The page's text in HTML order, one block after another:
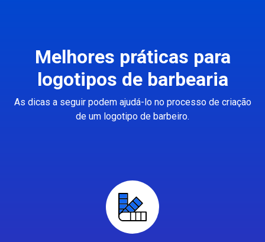
Melhores práticas para
logotipos de barbearia
As dicas a seguir podem ajudá-lo no processo de criação
de um logotipo de barbeiro.